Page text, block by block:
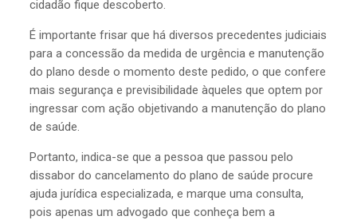
cidadão fique descoberto.
É importante frisar que há diversos precedentes judiciais
para a concessão da medida de urgência e manutenção
do plano desde o momento deste pedido, o que confere
mais segurança e previsibilidade àqueles que optem por
ingressar com ação objetivando a manutenção do plano
de saúde.
Portanto, indica-se que a pessoa que passou pelo
dissabor do cancelamento do plano de saúde procure
ajuda jurídica especializada, e marque uma consulta,
pois apenas um advogado que conheça bem a